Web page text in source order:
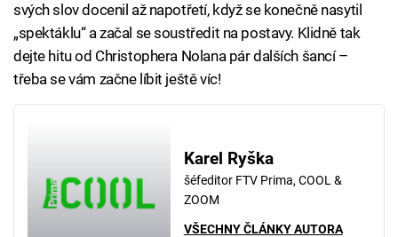
svých slov docenil až napotřetí, když se konečně nasytil
„spektáklu“ a začal se soustředit na postavy. Klidně tak
dejte hitu od Christophera Nolana pár dalších šancí –
třeba se vám začne líbit ještě víc!
Karel Ryška
šéfeditor FTV Prima, COOL &
ZOOM
VŠECHNY ČLÁNKY AUTORA